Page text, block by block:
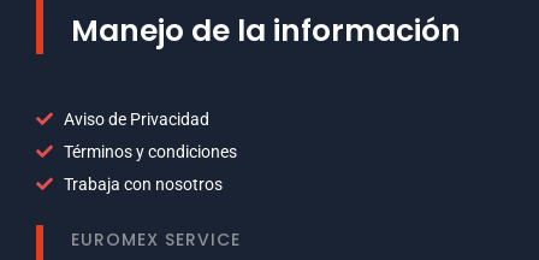
Manejo de la información
Aviso de Privacidad
Términos y condiciones
Trabaja con nosotros
EUROMEX SERVICE